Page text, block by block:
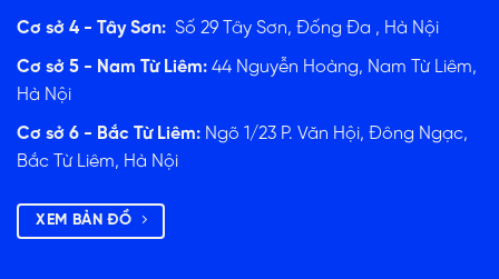
Cơ sở 4 - Tây Sơn: Số 29 Tây Sơn, Đống Đa , Hà Nội
Cơ sở 5 - Nam Từ Liêm: 44 Nguyễn Hoàng, Nam Từ Liêm,
Hà Nội
Cơ sở 6 - Bắc Từ Liêm: Ngõ 1/23 P. Văn Hội, Đông Ngạc,
Bắc Từ Liêm, Hà Nội
XEM BẢN ĐỒ